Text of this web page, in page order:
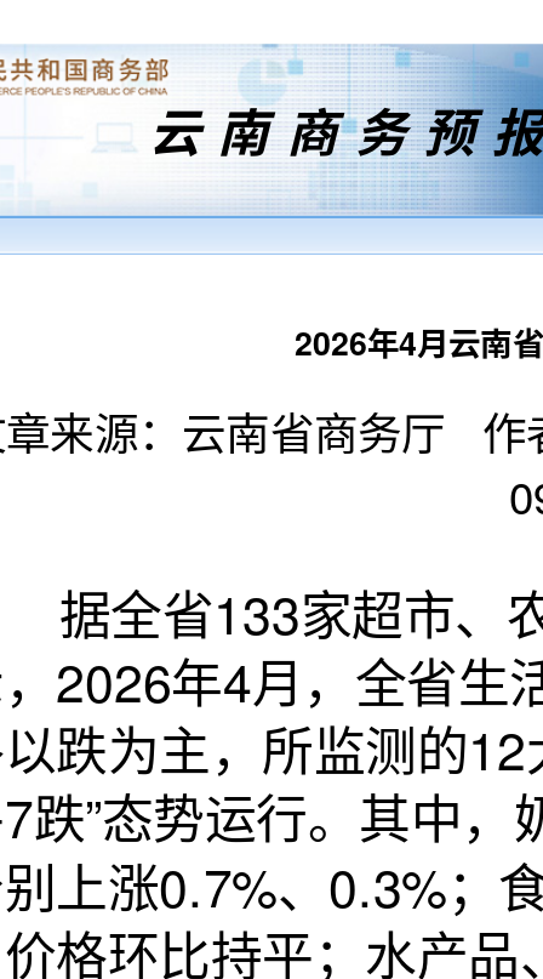
云南商务预
2026年4月云南
来源：云南省商务厅
省133家超市、农
2026年4月，全省生
跌为主，所监测的
跌”态势运行。其中
上涨0.7%、0.3%；
格环比持平；水产